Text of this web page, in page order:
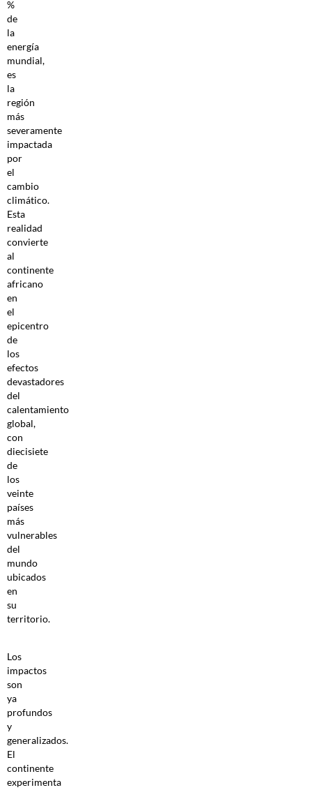
%
de
la
energía
mundial,
es
la
región
más
severamente
impactada
por
el
cambio
climático.
Esta
realidad
convierte
al
continente
africano
en
el
epicentro
de
los
efectos
devastadores
del
calentamiento
global,
con
diecisiete
de
los
veinte
países
más
vulnerables
del
mundo
ubicados
en
su
territorio.
Los
impactos
son
ya
profundos
y
generalizados.
El
continente
experimenta